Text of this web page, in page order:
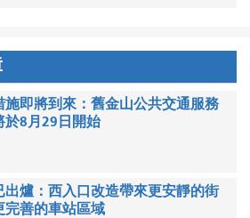
施即將到來：舊金山公共交通服務
於8月29日開始
出爐：西入口改造帶來更安靜的街
完善的車站區域